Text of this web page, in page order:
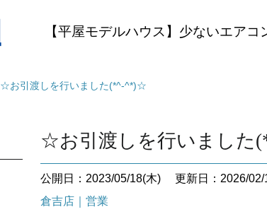
【平屋モデルハウス】少ないエア
☆お引渡しを行いました(*^-^*)☆
☆お引渡しを行いまし
公開日：2023/05/18(木) 更新日：2026/02/
倉吉店｜営業